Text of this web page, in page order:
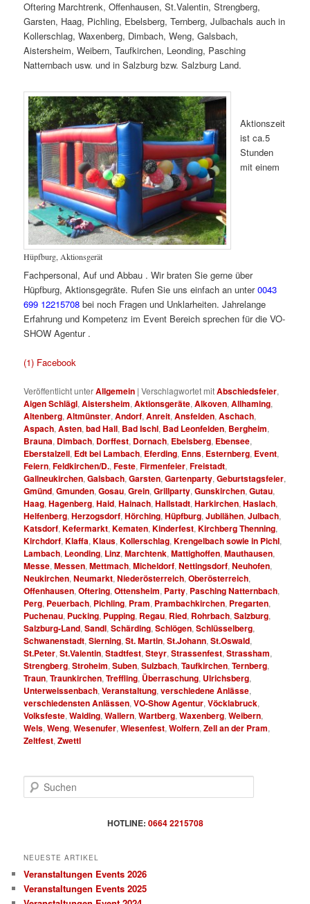
Oftering Marchtrenk, Offenhausen, St.Valentin, Strengberg,
Garsten, Haag, Pichling, Ebelsberg, Ternberg, Julbachals auch in
Kollerschlag, Waxenberg, Dimbach, Weng, Galsbach,
Aistersheim, Weibern, Taufkirchen, Leonding, Pasching
Natternbach usw. und in Salzburg bzw. Salzburg Land.
Hüpfburg, Aktionsgerät
Aktionszeit
ist ca.5
Stunden
mit einem
Fachpersonal, Auf und Abbau . Wir braten Sie gerne über
Hüpfburg, Aktionsgegräte. Rufen Sie uns einfach an unter0043
699 12215708 bei noch Fragen und Unklarheiten. Jahrelange
Erfahrung und Kompetenz im Event Bereich sprechen für die VO-
SHOW Agentur .
(1) Facebook
Veröffentlicht unterAllgemein |Verschlagwortet mitAbschiedsfeier,
Aigen Schlägl,Aistersheim,Aktionsgeräte,Alkoven,Allhaming,
Altenberg,Altmünster,Andorf,Anreit,Ansfelden,Aschach,
Aspach,Asten,bad Hall, Bad Ischl, Bad Leonfelden, Bergheim,
Brauna, Dimbach, Dorffest, Dornach, Ebelsberg, Ebensee,
Eberstalzell, Edt bei Lambach, Eferding, Enns, Esternberg, Event,
Feiern,Feldkirchen/D.,Feste,Firmenfeier,Freistadt,
Gallneukirchen,Galsbach,Garsten,Gartenparty,Geburtstagsfeier,
Gmünd,Gmunden,Gosau,Grein,Grillparty,Gunskirchen,Gutau,
Haag,Hagenberg,Haid,Hainach,Hallstadt,Harkirchen,Haslach,
Helfenberg,Herzogsdorf,Hörching,Hüpfburg,Jubilähen,Julbach,
Katsdorf,Kefermarkt,Kematen,Kinderfest,Kirchberg Thenning,
Kirchdorf,Klaffa,Klaus,Kollerschlag,Krengelbach sowie in Pichl,
Lambach, Leonding, Linz,Marchtenk,Mattighoffen,Mauthausen,
Messe,Messen,Mettmach,Micheldorf,Nettingsdorf,Neuhofen,
Neukirchen,Neumarkt,Niederösterreich,Oberösterreich,
Offenhausen,Oftering,Ottensheim, Party, Pasching Natternbach,
Perg, Peuerbach, Pichling, Pram, Prambachkirchen, Pregarten,
Puchenau, Pucking, Pupping, Regau, Ried, Rohrbach,Salzburg,
Salzburg-Land,Sandl,Schärding,Schlögen,Schlüsselberg,
Schwanenstadt,Sierning,St. Martin,St.Johann,St.Oswald,
St.Peter,St.Valentin,Stadtfest,Steyr,Strassenfest,Strassham,
Strengberg,Stroheim,Suben,Sulzbach,Taufkirchen,Ternberg,
Traun,Traunkirchen,Treffling, Überraschung, Ulrichsberg,
Unterweissenbach,Veranstaltung,verschiedene Anlässe,
verschiedensten Anlässen,VO-Show Agentur,Vöcklabruck,
Volksfeste,Walding,Wallern,Wartberg,Waxenberg,Weibern,
Wels,Weng,Wesenufer,Wiesenfest,Wolfern,Zell an der Pram,
Zeltfest,Zwettl
u
HOTLINE: 0664 2215708
NEUESTE ARTIKEL
Veranstaltungen Events 2026
Veranstaltungen Events 2025